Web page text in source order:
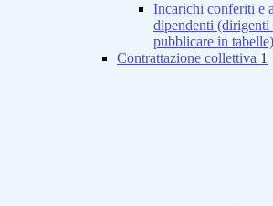
Incarichi conferiti e
dipendenti
pubblicare in tabelle)
Contrattazione collettiva 1